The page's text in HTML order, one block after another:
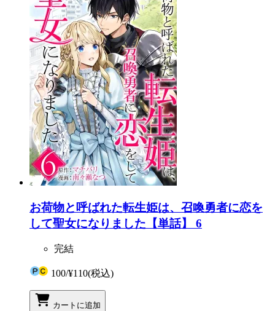
お荷物と呼ばれた転生姫は、召喚勇者に恋を
して聖女になりました【単話】 6
完結
100/¥110(税込)
カートに追加